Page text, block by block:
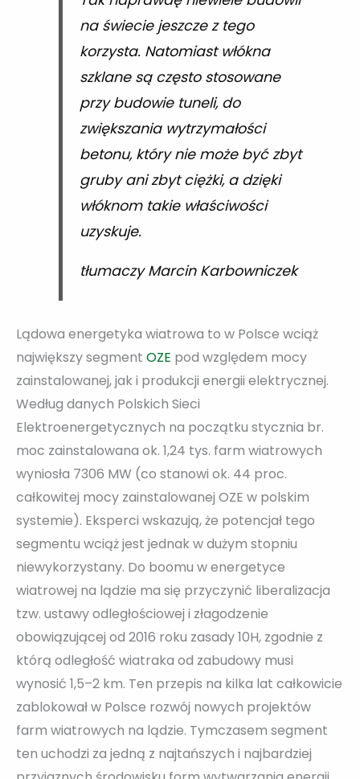
na świecie jeszcze z tego
korzysta. Natomiast włókna
szklane są często stosowane
przy budowie tuneli, do
zwiększania wytrzymałości
betonu, który nie może być zbyt
gruby ani zbyt ciężki, a dzięki
włóknom takie właściwości
uzyskuje.
tłumaczy Marcin Karbowniczek
Lądowa energetyka wiatrowa to w Polsce wciąż
największy segment OZE pod względem mocy
zainstalowanej, jak i produkcji energii elektrycznej.
Według danych Polskich Sieci
Elektroenergetycznych na początku stycznia br.
moc zainstalowana ok. 1,24 tys. farm wiatrowych
wyniosła 7306 MW (co stanowi ok. 44 proc.
całkowitej mocy zainstalowanej OZE w polskim
systemie). Eksperci wskazują, że potencjał tego
segmentu wciąż jest jednak w dużym stopniu
niewykorzystany. Do boomu w energetyce
wiatrowej na lądzie ma się przyczynić liberalizacja
tzw. ustawy odległościowej i złagodzenie
obowiązującej od 2016 roku zasady 10H, zgodnie z
którą odległość wiatraka od zabudowy musi
wynosić 1,5–2 km. Ten przepis na kilka lat całkowicie
zablokował w Polsce rozwój nowych projektów
farm wiatrowych na lądzie. Tymczasem segment
ten uchodzi za jedną z najtańszych i najbardziej